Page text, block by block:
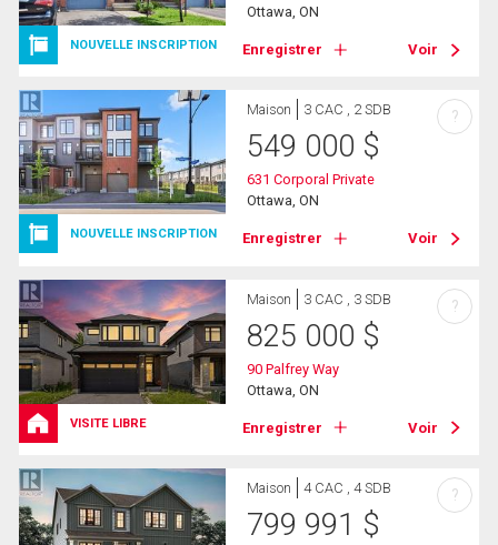
NOUVELLE INSCRIPTION
Ottawa, ON
Enregistrer Voir
NOUVELLE INSCRIPTION
Maison 3 CAC , 2 SDB
549 000 $
631 Corporal Private
Ottawa, ON
Enregistrer Voir
?
VISITE LIBRE
Maison 3 CAC , 3 SDB
825 000 $
90 Palfrey Way
Ottawa, ON
Enregistrer Voir
?
Maison 4 CAC , 4 SDB
799 991 $
?